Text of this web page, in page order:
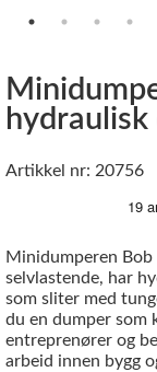
Artikkel nr: 20756
Minidumperen Bob
selvlastende, har
som sliter med
du en dumper som
entreprenører og
arbeid innen bygg